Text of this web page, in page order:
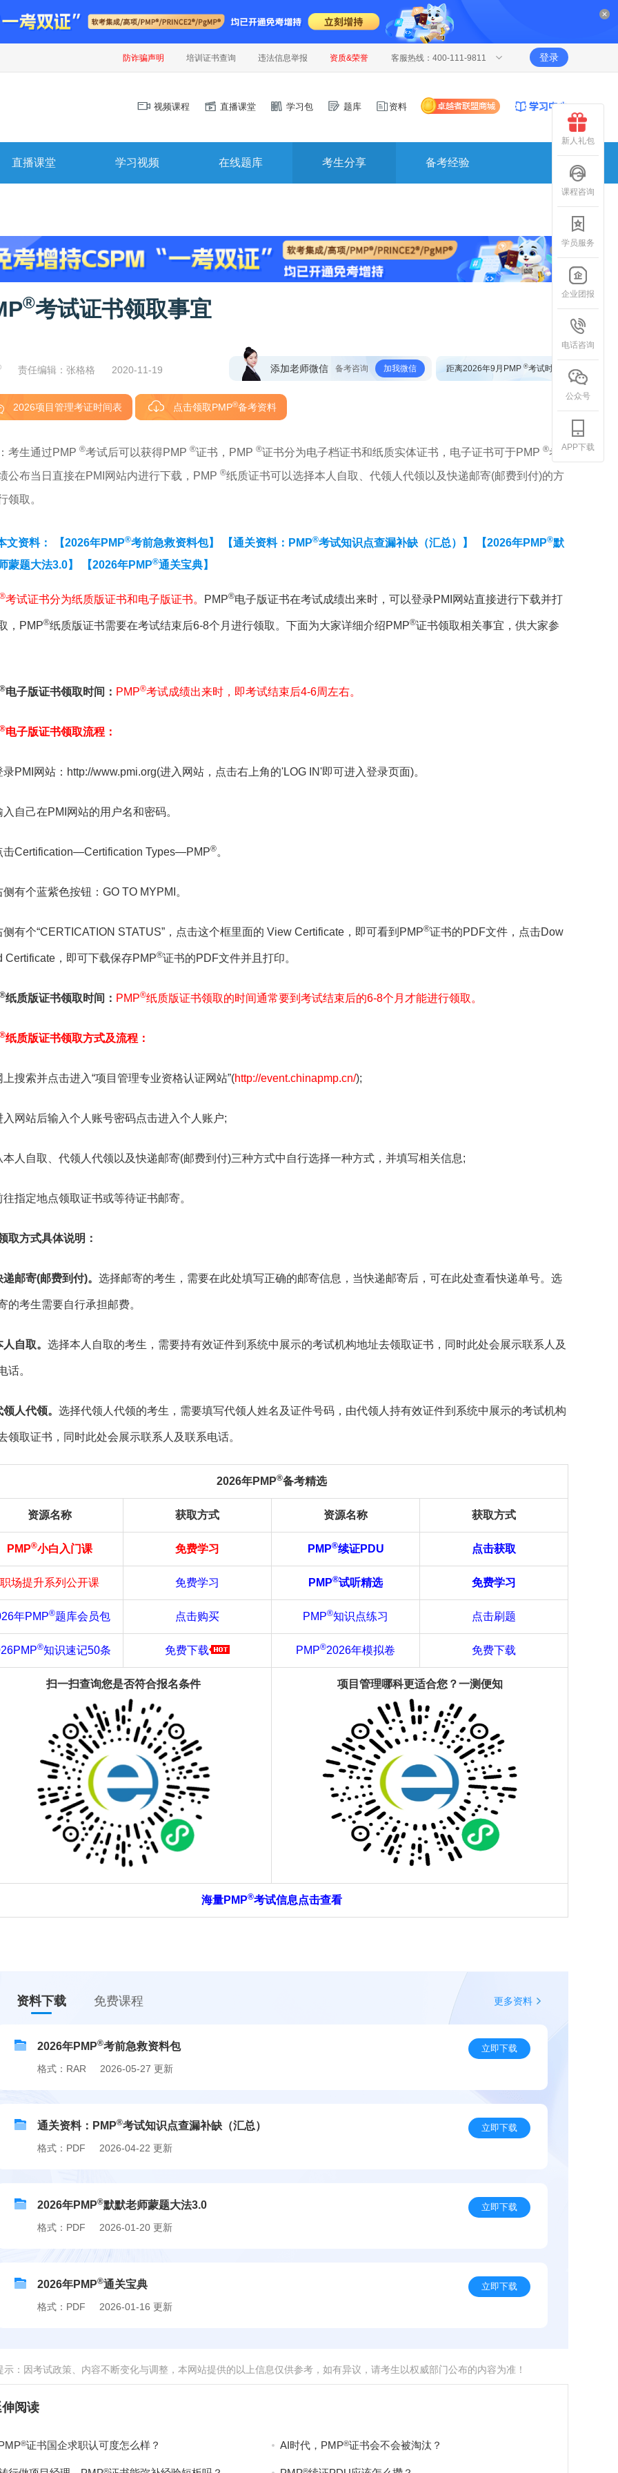
防诈骗声明 培训证书查询 违法信息举报 资质&荣誉 客服热线：400-111-9811 登录
视频课程 直播课堂 学习包 题库 资料
直播课堂 学习视频 在线题库 考生分享 备考经验
®考试证书领取事宜
责任编辑：张格格 2020-11-19 添加老师微信 备考咨询 加我微信 距离2026年9月PMP ®考试时间
2026项目管理考证时间表 点击领取PMP®备考资料
考生通过PMP ®考试后可以获得PMP ®证书，PMP ®证书分为电子档证书和纸质实体证书，电子证书可于PMP ®考
公布当日直接在PMI网站内进行下载，PMP ®纸质证书可以选择本人自取、代领人代领以及快递邮寄(邮费到付)的方
领取。
文资料： 【2026年PMP®考前急救资料包】 【通关资料：PMP®考试知识点查漏补缺（汇总）】 【2026年PMP®默
蒙题大法3.0】
【2026年PMP®通关宝典】
®考试证书分为纸质版证书和电子版证书。 PMP®电子版证书在考试成绩出来时，可以登录PMI网站直接进行下载并打
，PMP®纸质版证书需要在考试结束后6-8个月进行领取。下面为大家详细介绍PMP®证书领取相关事宜，供大家参
®电子版证书领取时间： PMP®考试成绩出来时，即考试结束后4-6周左右。
®电子版证书领取流程：
录PMI网站：http://www.pmi.org(进入网站，点击右上角的'LOG IN'即可进入登录页面)。
入自己在PMI网站的用户名和密码。
击Certification—Certification Types—PMP®。
侧有个蓝紫色按钮：GO TO MYPMI。
侧有个“CERTICATION STATUS”，点击这个框里面的 View Certificate，即可看到PMP®证书的PDF文件，点击Dow
Certificate，即可下载保存PMP®证书的PDF文件并且打印。
®纸质版证书领取时间： PMP®纸质版证书领取的时间通常要到考试结束后的6-8个月才能进行领取。
®纸质版证书领取方式及流程：
上搜索并点击进入“项目管理专业资格认证网站”(http://event.chinapmp.cn/);
入网站后输入个人账号密码点击进入个人账户;
本人自取、代领人代领以及快递邮寄(邮费到付)三种方式中自行选择一种方式，并填写相关信息;
往指定地点领取证书或等待证书邮寄。
取方式具体说明：
邮寄(邮费到付)。 选择邮寄的考生，需要在此处填写正确的邮寄信息，当快递邮寄后，可在此处查看快递单号。选
的考生需要自行承担邮费。
自取。 选择本人自取的考生，需要持有效证件到系统中展示的考试机构地址去领取证书，同时此处会展示联系人及
话。
人代领。 选择代领人代领的考生，需要填写代领人姓名及证件号码，由代领人持有效证件到系统中展示的考试机构
领取证书，同时此处会展示联系人及联系电话。
2026年PMP®备考精选
资源名称 获取方式 资源名称 获取方式
PMP®小白入门课 免费学习 PMP®续证PDU 点击获取
职场提升系列公开课 免费学习 PMP®试听精选 免费学习
年PMP®题库会员包 点击购买 PMP®知识点练习 点击刷题
®知识速记50条 免费下载 PMP®2026年模拟卷 免费下载
扫一扫查询您是否符合报名条件 项目管理哪科更适合您？一测便知
海量PMP®考试信息点击查看
资料下载 免费课程 更多资料
2026年PMP®考前急救资料包
格式：RAR 2026-05-27 更新
立即下载
通关资料：PMP®考试知识点查漏补缺（汇总）
格式：PDF 2026-04-22 更新
立即下载
2026年PMP®默默老师蒙题大法3.0
格式：PDF 2026-01-20 更新
立即下载
2026年PMP®通关宝典
格式：PDF 2026-01-16 更新
立即下载
示：因考试政策、内容不断变化与调整，本网站提供的以上信息仅供参考，如有异议，请考生以权威部门公布的内容为准！
阅读
®证书国企求职认可度怎么样？ AI时代，PMP®证书会不会被淘汰？
® ®
新人礼包
课程咨询
学员服务
企业团报
电话咨询
公众号
APP下载